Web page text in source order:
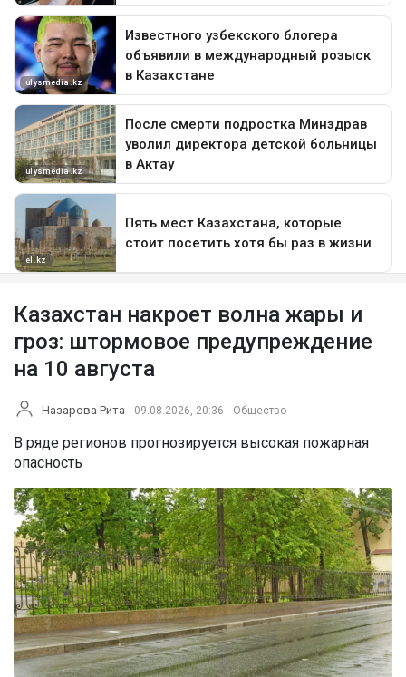
Казахстан накроет волна жары и
гроз: штормовое предупреждение
на 10 августа
Назарова Рита 09.08.2026, 20:36 Общество
В ряде регионов прогнозируется высокая пожарная
опасность